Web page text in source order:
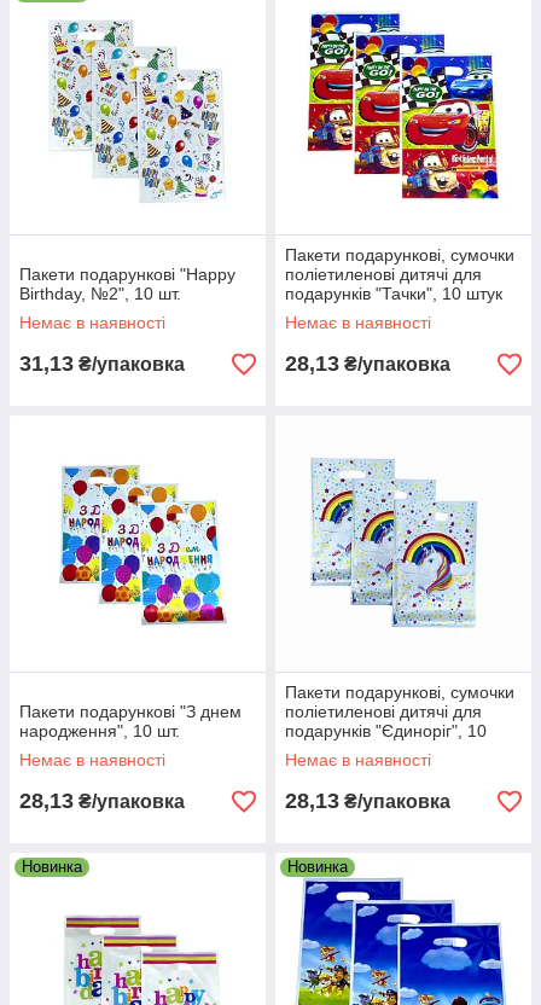
Пакети подарункові "Happy
Birthday, №2", 10 шт.
Немає в наявності
31,13 ₴/упаковка
Пакети подарункові, сумочки
поліетиленові дитячі для
подарунків "Тачки", 10 штук
Немає в наявності
28,13 ₴/упаковка
Пакети подарункові "З днем
народження", 10 шт.
Немає в наявності
28,13 ₴/упаковка
Пакети подарункові, сумочки
поліетиленові дитячі для
подарунків "Єдиноріг", 10
штук
Немає в наявності
28,13 ₴/упаковка
Новинка Новинка